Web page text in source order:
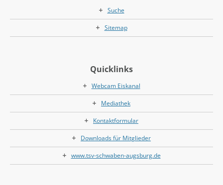
Suche
Sitemap
Quicklinks
Webcam Eiskanal
Mediathek
Kontaktformular
Downloads für Mitglieder
www.tsv-schwaben-augsburg.de